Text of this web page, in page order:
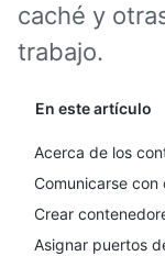
En este artículo
Acerca de los
Comunicarse
Crear
Asignar puertos
caché y
trabajo.